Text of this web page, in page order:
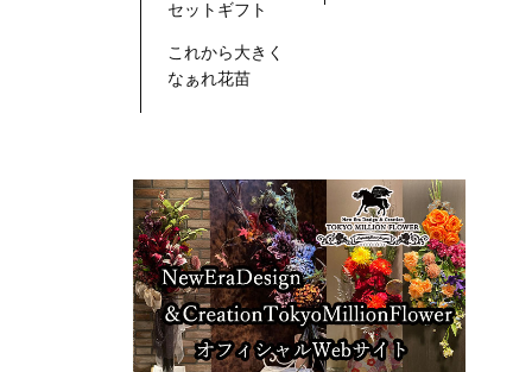
セットギフト
これから大きく
なぁれ花苗